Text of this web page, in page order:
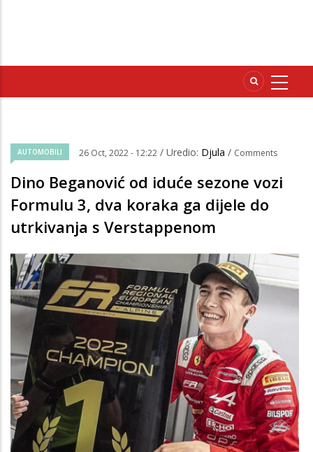
AUTOMOBILI 26 Oct, 2022 - 12:22 / Uredio: Djula / Comments
Dino Beganović od iduće sezone vozi
Formulu 3, dva koraka ga dijele do
utrkivanja s Verstappenom